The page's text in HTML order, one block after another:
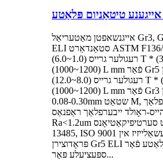
אייגנשאפטן מאַטעריאַל Gr3, Gr4, Gr5, Ti6Al4V
ELI סטאַנדאַרט ASTM F136/67, ISO 5832-2/3
רעגולער גרייס (1.0~6.0) T * (300~400) W *
(1000~1200) L mm פֿאַר Gr5 און Ti6Al4V ELI
רעגולער גרייס (8.0~12.0) T * (300~400) W *
(1000~1200) L mm פֿאַר Gr3 און Gr4 טאָלעראַנץ
0.08-0.30mm שטאַט M, אַנילד ייבערפלאַך
ראָולד ייבערפלאַך ראַפנאַס
Ra<1.2um קוואַליטעט סערטיפיקאַטיאָנס ISO
13485, ISO 9001 אונדזער פירמע ספּעשאַלייזיז אין
פּראָדוצירן Gr5 ELI מנהג טיטאַניום פּלאַטע פֿאַר
ספּעציעלע פּאַר...